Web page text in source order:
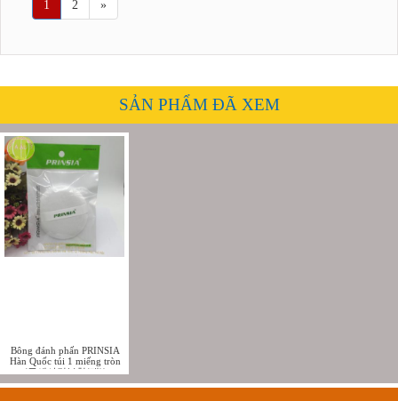
1 2 »
SẢN PHẨM ĐÃ XEM
Bông đánh phấn PRINSIA
Hàn Quốc túi 1 miếng tròn
(극세사면분첩(대))